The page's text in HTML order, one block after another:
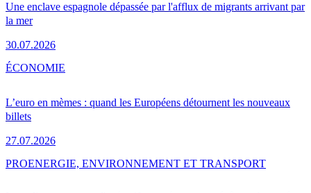
Une enclave espagnole dépassée par l'afflux de migrants arrivant par
la mer
30.07.2026
L’euro en mèmes : quand les Européens détournent les nouveaux
billets
27.07.2026
ÉCONOMIE
PROENERGIE, ENVIRONNEMENT ET TRANSPORT